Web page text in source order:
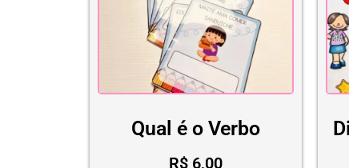
Qual é o Verbo
R$ 6,00